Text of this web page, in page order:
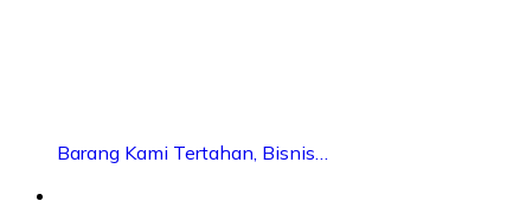
Barang Kami Tertahan, Bisnis…